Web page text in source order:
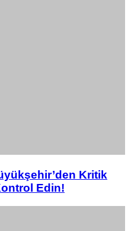
Kritik
Edin!